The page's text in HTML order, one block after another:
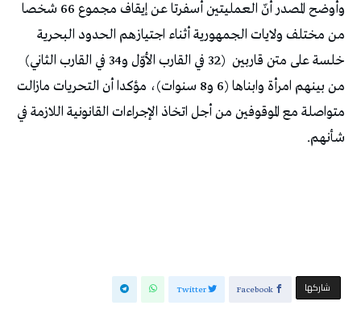
وأوضح المصدر أنّ العمليتين أسفرتا عن إيقاف مجموع 66 شخصا
من مختلف ولايات الجمهورية أثناء اجتيازهم الحدود البحرية
خلسة على متن قاربين (32 في القارب الأوّل و34 في القارب الثاني)
من بينهم امرأة وابناها (6 و8 سنوات)، مؤكدا أن التحريات مازالت
متواصلة مع الموقوفين من أجل اتخاذ الإجراءات القانونية اللازمة في
شأنهم.
‫‫ شاركها‬ Facebook
Twitter